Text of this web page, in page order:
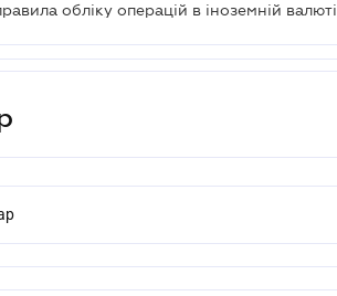
обліку операцій в іноземній валюті